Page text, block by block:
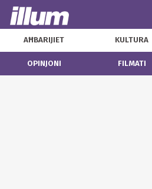
AĦBARIJIET KULTURA
OPINJONI FILMATI